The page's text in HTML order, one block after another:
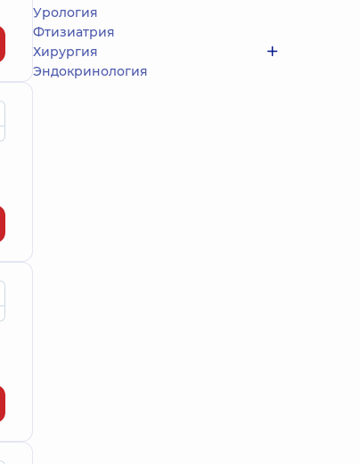
Урология
Фтизиатрия
Хирургия
Эндокринология